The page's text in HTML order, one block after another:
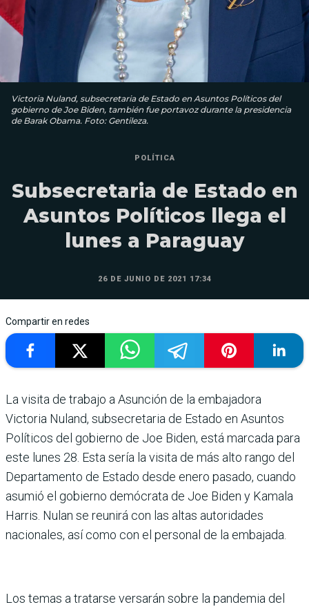
Victoria Nuland, subsecretaria de Estado en Asuntos Políticos del
gobierno de Joe Biden, también fue portavoz durante la presidencia
de Barak Obama. Foto: Gentileza.
POLÍTICA
Subsecretaria de Estado en
Asuntos Políticos llega el
lunes a Paraguay
26 DE JUNIO DE 2021 17:34
Compartir en redes
La visita de trabajo a Asunción de la embajadora
Victoria Nuland, subsecretaria de Estado en Asuntos
Políticos del gobierno de Joe Biden, está marcada para
este lunes 28. Esta sería la visita de más alto rango del
Departamento de Estado desde enero pasado, cuando
asumió el gobierno demócrata de Joe Biden y Kamala
Harris. Nulan se reunirá con las altas autoridades
nacionales, así como con el personal de la embajada.
Los temas a tratarse versarán sobre la pandemia del